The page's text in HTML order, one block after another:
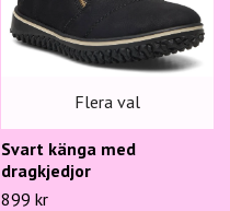
Flera val
Svart känga med
dragkjedjor
899 kr